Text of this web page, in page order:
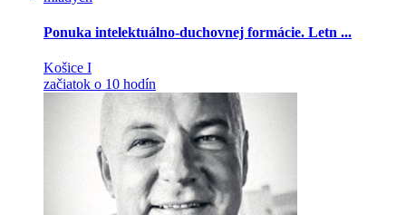
Ponuka intelektuálno-duchovnej formácie. Letn ...
Košice I
začiatok o 10 hodín